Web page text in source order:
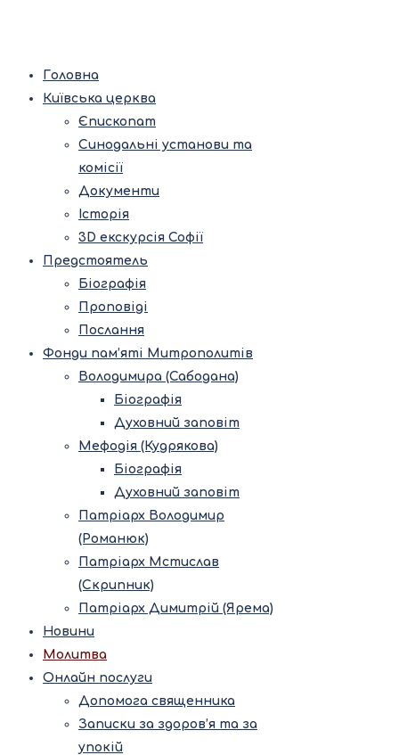
Головна
Київська церква
Єпископат
Синодальні установи та
комісії
Документи
Історія
3D екскурсія Софії
Предстоятель
Біографія
Проповіді
Послання
Фонди пам’яті Митрополитів
Володимира (Сабодана)
Біографія
Духовний заповіт
Мефодія (Кудрякова)
Біографія
Духовний заповіт
Патріарх Володимир
(Романюк)
Патріарх Мстислав
(Скрипник)
Патріарх Димитрій (Ярема)
Новини
Молитва
Онлайн послуги
Допомога священника
Записки за здоров’я та за
упокій